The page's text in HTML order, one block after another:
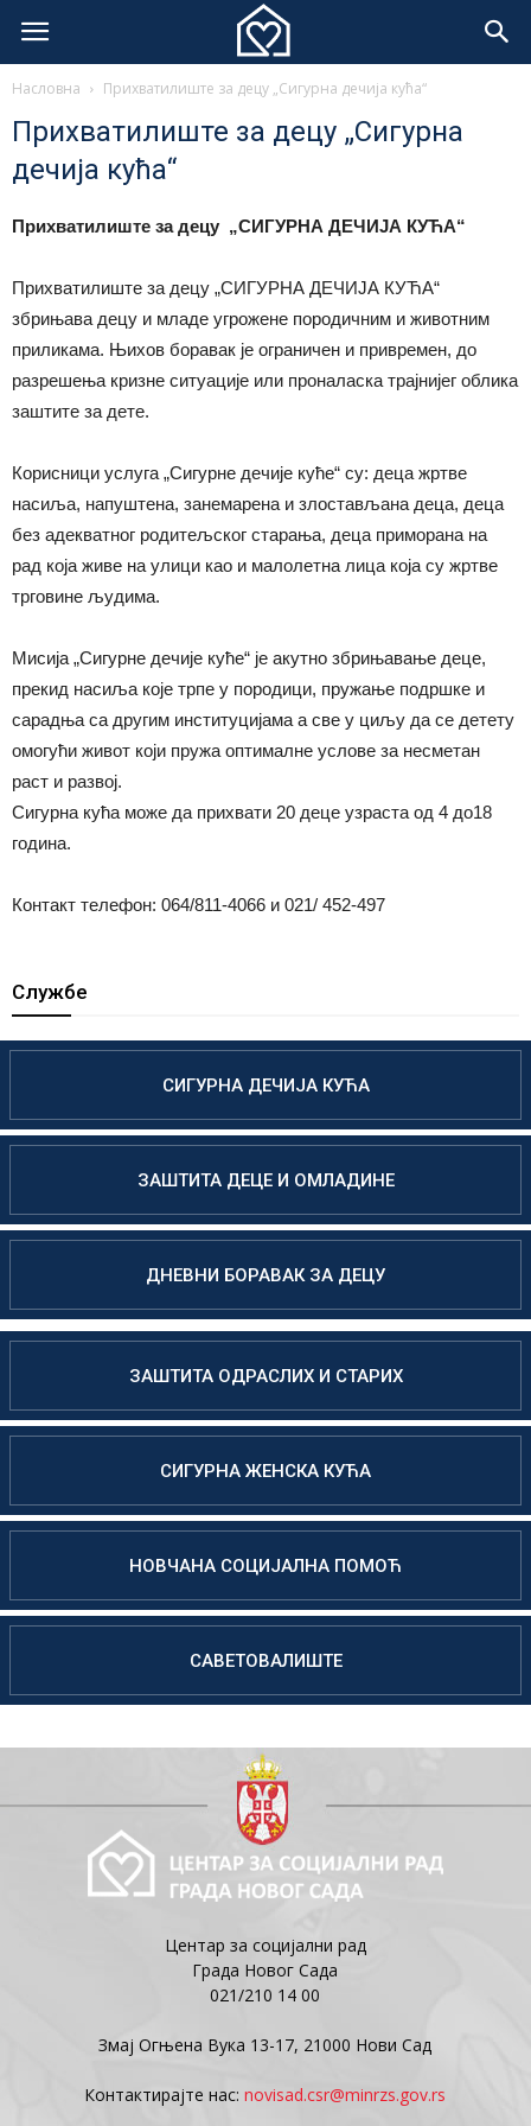
Насловна Прихватилиште за децу „Сигурна дечија кућа“
Прихватилиште за децу „Сигурна
дечија кућа“
Прихватилиште за децу „СИГУРНА ДЕЧИЈА КУЋА“
Прихватилиште за децу „СИГУРНА ДЕЧИЈА КУЋА“
збрињава децу и младе угрожене породичним и животним
приликама. Њихов боравак је ограничен и привремен, до
разрешења кризне ситуације или проналаска трајнијег облика
заштите за дете.
Корисници услуга „Сигурне дечије куће“ су: деца жртве
насиља, напуштена, занемарена и злостављана деца, деца
без адекватног родитељског старања, деца приморана на
рад која живе на улици као и малолетна лица која су жртве
трговине људима.
Мисија „Сигурне дечије куће“ је акутно збрињавање деце,
прекид насиља које трпе у породици, пружање подршке и
сарадња са другим институцијама а све у циљу да се детету
омогући живот који пружа оптималне услове за несметан
раст и развој.
Сигурна кућа може да прихвати 20 деце узраста од 4 до18
година.
Контакт телефон: 064/811-4066 и 021/ 452-497
Службе
СИГУРНА ДЕЧИЈА КУЋА
ЗАШТИТА ДЕЦЕ И ОМЛАДИНЕ
ДНЕВНИ БОРАВАК ЗА ДЕЦУ
ЗАШТИТА ОДРАСЛИХ И СТАРИХ
СИГУРНА ЖЕНСКА КУЋА
НОВЧАНА СОЦИЈАЛНА ПОМОЋ
САВЕТОВАЛИШТЕ
Центар за социјални рад
Града Новог Сада
021/210 14 00
Змај Огњена Вука 13-17, 21000 Нови Сад
Контактирајте нас:novisad.csr@minrzs.gov.rs